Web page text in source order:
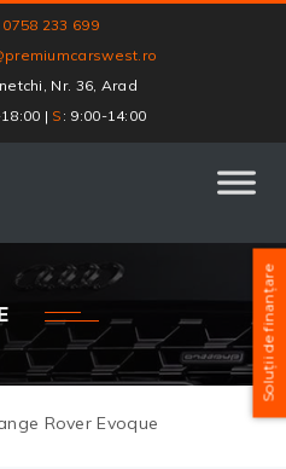
0758 233 699
Nr. 36, Arad
| S : 9:00-14:00
Rover Evoque
Soluții de finanțare